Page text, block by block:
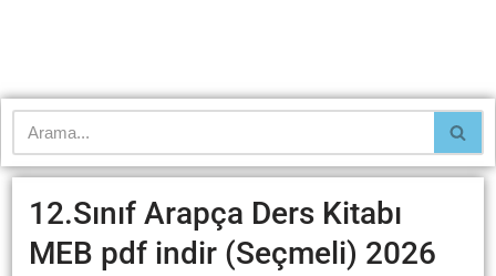
12.Sınıf Arapça Ders Kitabı
MEB pdf indir (Seçmeli) 2026